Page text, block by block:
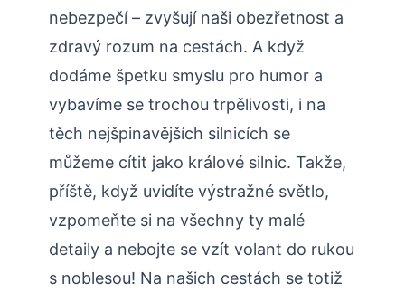
nebezpečí – zvyšují naši obezřetnost a
zdravý rozum na cestách. A když
dodáme špetku smyslu pro humor a
vybavíme se trochou trpělivosti, i na
těch nejšpinavějších silnicích se
můžeme cítit jako králové silnic. Takže,
příště, když uvidíte výstražné světlo,
vzpomeňte si na všechny ty malé
detaily a nebojte se vzít volant do rukou
s noblesou! Na našich cestách se totiž